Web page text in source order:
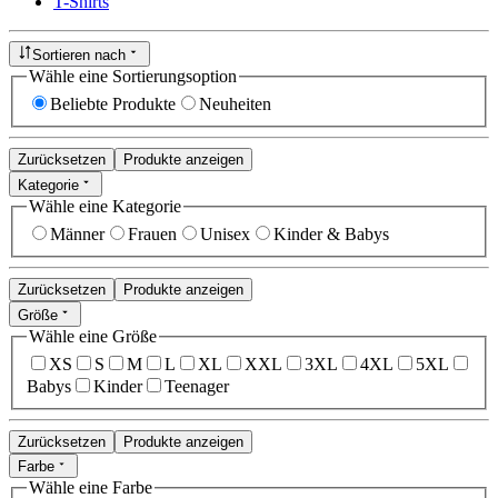
Sortieren nach
Wähle eine Sortierungsoption
Beliebte Produkte
Neuheiten
Zurücksetzen
Produkte anzeigen
Kategorie
Wähle eine Kategorie
Männer
Frauen Unisex Kinder & Babys
Zurücksetzen
Produkte anzeigen
Größe
Wähle eine Größe
XS
S M L XL XXL 3XL 4XL
5XL
Babys
Kinder Teenager
Zurücksetzen
Produkte anzeigen
Farbe
Wähle eine Farbe